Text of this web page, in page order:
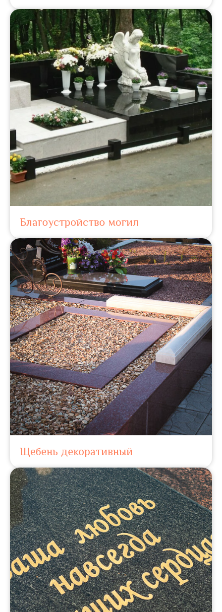
Благоустройство могил
Щебень декоративный